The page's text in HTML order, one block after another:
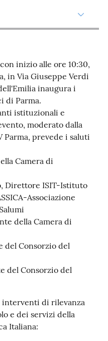
inizio alle ore 10:30,
in Via Giuseppe Verdi
inaugura i
di Parma.
istituzionali e
moderato dalla
prevede i saluti
Camera di
, Direttore ISIT-Istituto
Associazione
della Camera di
del Consorzio del
del Consorzio del
interventi di rilevanza
e dei servizi della
Italiana: